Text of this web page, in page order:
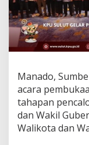
Manado,
acara
tahapan
dan Wakil
Walikota dan